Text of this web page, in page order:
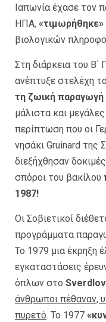
Ιαπωνία έχασε τον
ΗΠΑ, «τιμωρήθηκε»
βιολογικών
Στη διάρκεια του
ανέπτυξε στελέχη
τη ζωική παραγωγή
μάλιστα και
περίπτωση που οι
νησάκι Gruinard της
διεξήχθησαν
σπόροι του βακίλου
1987!
Οι Σοβιετικοί
προγράμματα
Το 1979 μια έκρηξη
εγκαταστάσεις
όπλων στο
άνθρωποι πέθαναν,
πυρετό. Το 1977